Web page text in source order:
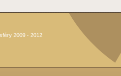
2009 - 2012